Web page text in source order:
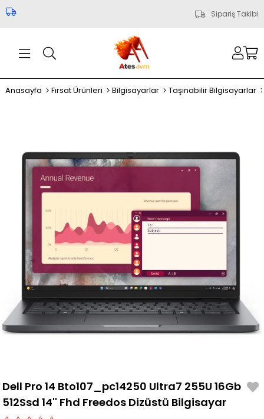
Sipariş Takibi
Anasayfa Fırsat Ürünleri Bilgisayarlar Taşınabilir Bilgisayarlar
Dell Pro 14 Bto107_pc14250 Ultra7 255U 16Gb
512Ssd 14'' Fhd Freedos Dizüstü Bilgisayar